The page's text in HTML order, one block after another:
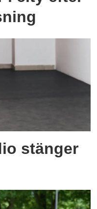
stänger